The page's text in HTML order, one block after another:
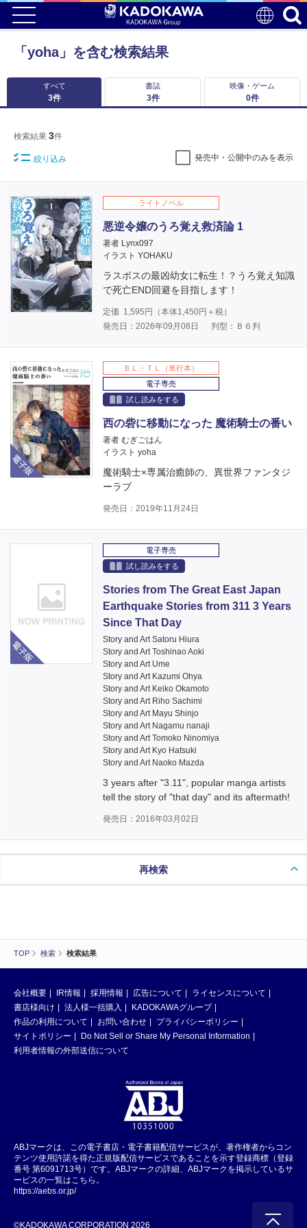
TOP 検索 検索結果
「yoha」を含む検索結果
すべて
3件
書誌
3件
映像・ゲーム
0件
検索結果 3件
絞り込み 発売中・公開中のみを表示
ライトノベル
悪逆令嬢のうろ覚え救済論 1
著者 Lynx097
イラスト YOHAKU
ラスボスの最凶幼女に転生！？うろ覚え知識
で死亡END回避を目指します！
定価 1,595 円（本体1,450円＋税）
発売日：2026年09月08日
判型：Ｂ６判
電子版
ＢＬ・ＴＬ（単行本）
電子専売
試し読みをする
西の砦に移動になった 魔術騎士の番い
著者 むぎごはん
イラスト yoha
魔術騎士×専属治癒師の、異世界ファンタジ
ーラブ
発売日：2019年11月24日
電子専売
試し読みをする
Stories from The Great East Japan
Earthquake Stories from 311 3 Years
Since That Day
Story and Art Satoru Hiura
Story and Art Toshinao Aoki
Story and Art Ume
Story and Art Kazumi Ohya
Story and Art Keiko Okamoto
Story and Art Riho Sachimi
Story and Art Mayu Shinjo
Story and Art Nagamu nanaji
Story and Art Tomoko Ninomiya
Story and Art Kyo Hatsuki
Story and Art Naoko Mazda
3 years after "3.11", popular manga artists
tell the story of "that day" and its aftermath!
発売日：2016年03月02日
再検索
会社概要 IR情報 採用情報 広告について
ライセンスについて
書店様向け
法人様一括購入
KADOKAWAグループ
作品の利用について
お問い合わせ
プライバシーポリシー
サイトポリシー
Do Not Sell or Share My Personal Information
利用者情報の外部送信について
ABJマークは、この電子書店・電子書籍配信サービスが、著作権者からコン
テンツ使用許諾を得た正規版配信サービスであることを示す登録商標（登録
番号 第6091713号）です。ABJマークの詳細、ABJマークを掲示しているサ
ービスの一覧はこちら。
https://aebs.or.jp/
©KADOKAWA CORPORATION 2026